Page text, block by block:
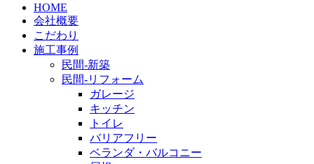
HOME
会社概要
こだわり
施工事例
民間-新築
民間-リフォーム
ガレージ
キッチン
トイレ
バリアフリー
ベランダ・バルコニー